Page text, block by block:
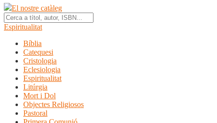
El nostre catàleg
Espiritualitat
Bíblia
Catequesi
Cristologia
Eclesiologia
Espiritualitat
Litúrgia
Mort i Dol
Objectes Religiosos
Pastoral